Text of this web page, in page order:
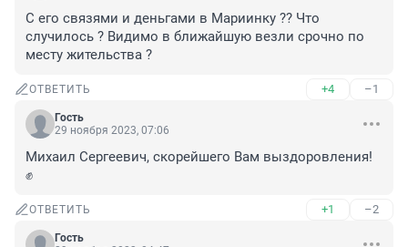
С его связями и деньгами в Мариинку ?? Что
случилось ? Видимо в ближайшую везли срочно по
месту жительства ?
ОТВЕТИТЬ +4 –1
Гость
29 ноября 2023, 07:06
Михаил Сергеевич, скорейшего Вам выздоровления!
✊
ОТВЕТИТЬ +1 –2
Гость